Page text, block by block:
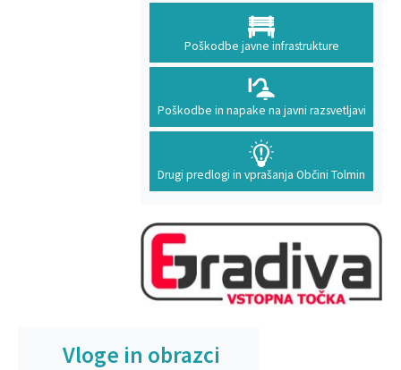
Poškodbe javne infrastrukture
Poškodbe in napake na javni razsvetljavi
Drugi predlogi in vprašanja Občini Tolmin
Vloge in obrazci